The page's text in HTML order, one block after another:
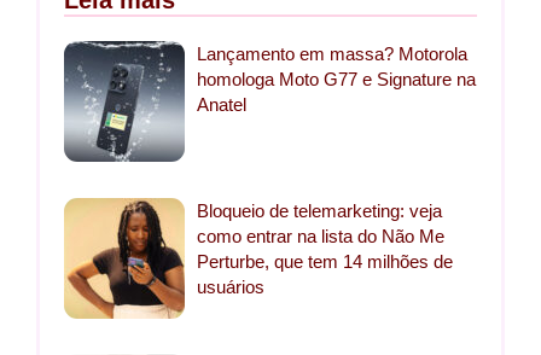
Lançamento em massa? Motorola
homologa Moto G77 e Signature na
Anatel
Bloqueio de telemarketing: veja
como entrar na lista do Não Me
Perturbe, que tem 14 milhões de
usuários